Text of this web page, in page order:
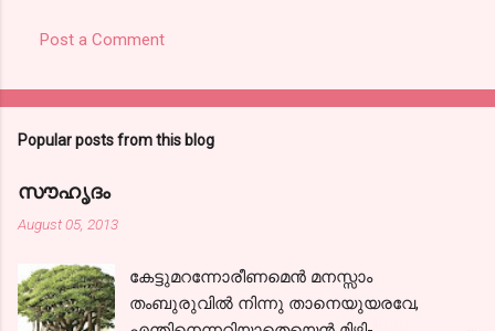
Post a Comment
Popular posts from this blog
സൗഹൃദം
August 05, 2013
കേട്ടുമറന്നോരീണമെന്‍ മനസ്സാം
തംബുരുവില്‍ നിന്നു താനെയുയരവേ,